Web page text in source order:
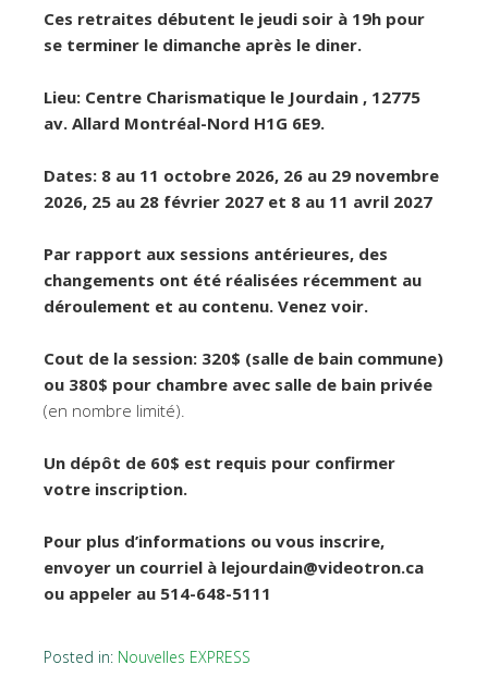
Ces retraites débutent le jeudi soir à 19h pour
se terminer le dimanche après le diner.
Lieu: Centre Charismatique le Jourdain , 12775
av. Allard Montréal-Nord H1G 6E9.
Dates: 8 au 11 octobre 2026, 26 au 29 novembre
2026, 25 au 28 février 2027 et 8 au 11 avril 2027
Par rapport aux sessions antérieures, des
changements ont été réalisées récemment au
déroulement et au contenu. Venez voir.
Cout de la session: 320$ (salle de bain commune)
ou 380$ pour chambre avec salle de bain privée
(en nombre limité).
Un dépôt de 60$ est requis pour confirmer
votre inscription.
Pour plus d’informations ou vous inscrire,
envoyer un courriel à lejourdain@videotron.ca
ou appeler au 514-648-5111
Posted in: Nouvelles EXPRESS